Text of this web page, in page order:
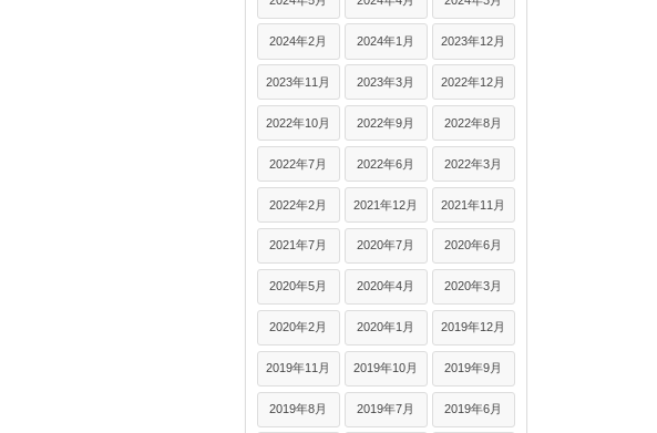
2024年2月 2024年1月 2023年12月
2023年11月 2023年3月 2022年12月
2022年10月 2022年9月 2022年8月
2022年7月 2022年6月 2022年3月
2022年2月 2021年12月 2021年11月
2021年7月 2020年7月 2020年6月
2020年5月 2020年4月 2020年3月
2020年2月 2020年1月 2019年12月
2019年11月 2019年10月 2019年9月
2019年8月 2019年7月 2019年6月